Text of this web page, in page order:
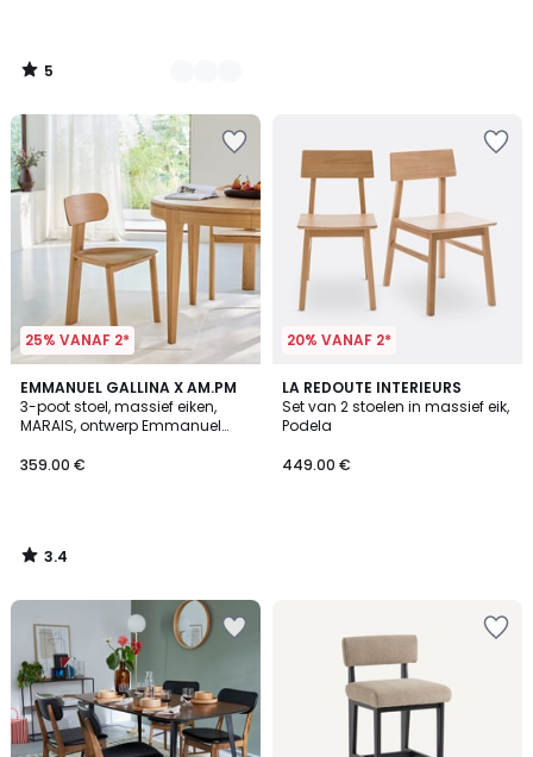
5
/
25% VANAF 2*
EMMANUEL GALLINA X AM.PM
3-poot stoel, massief eiken,
MARAIS, ontwerp Emmanuel
359.00 €
3.4
/ 5
3.4
/
20% VANAF 2*
LA REDOUTE INTERIEURS
Set van 2 stoelen in massief eik,
Podela
449.00 €